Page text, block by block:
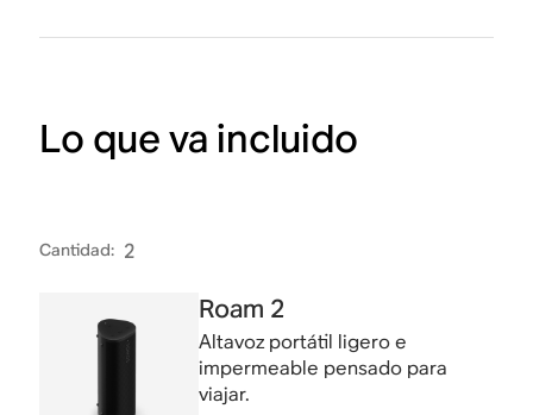
Lo que va incluido
Cantidad: 2
Roam 2
Altavoz portátil ligero e
impermeable pensado para
viajar.